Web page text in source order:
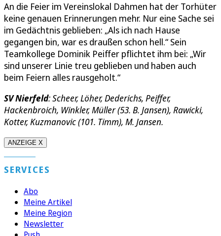
An die Feier im Vereinslokal Dahmen hat der Torhüter
keine genauen Erinnerungen mehr. Nur eine Sache sei
im Gedächtnis geblieben: „Als ich nach Hause
gegangen bin, war es draußen schon hell.“ Sein
Teamkollege Dominik Peiffer pflichtet ihm bei: „Wir
sind unserer Linie treu geblieben und haben auch
beim Feiern alles rausgeholt.“
SV Nierfeld: Scheer, Löher, Dederichs, Peiffer,
Hackenbroich, Winkler, Müller (53. B. Jansen), Rawicki,
Kotter, Kuzmanovic (101. Timm), M. Jansen.
ANZEIGE X
SERVICES
Abo
Meine Artikel
Meine Region
Newsletter